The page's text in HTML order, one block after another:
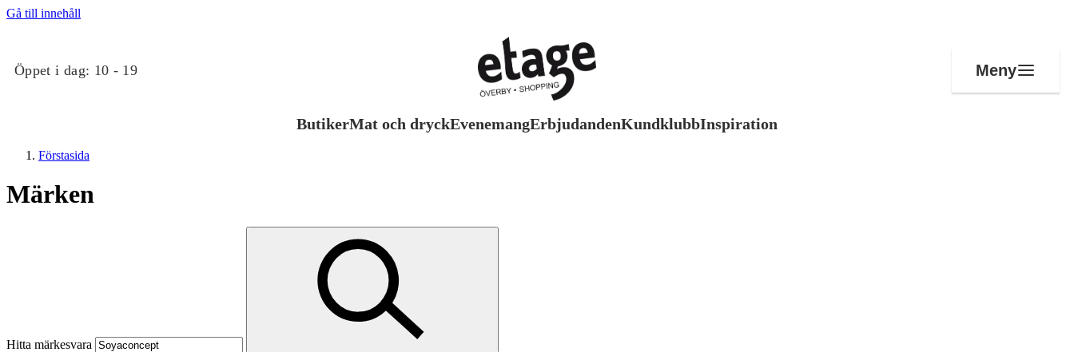
Gå till innehåll
Öppet i dag: 10 - 19 Meny
ButikerMat och dryckEvenemangErbjudandenKundklubbInspiration
Mat och dryck
Förstasida
Märken
Hitta märkesvara